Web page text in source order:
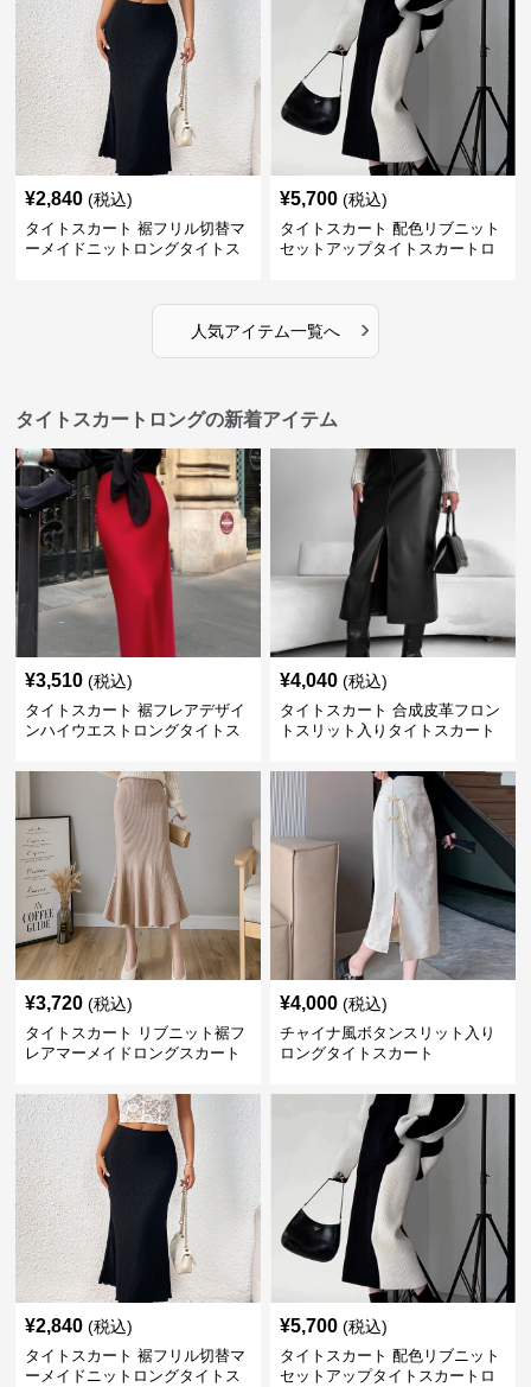
¥2,840 (税込)
タイトスカート 裾フリル切替マ
ーメイドニットロングタイトス
¥5,700 (税込)
タイトスカート 配色リブニット
セットアップタイトスカートロ
人気アイテム一覧へ ›
タイトスカートロングの新着アイテム
¥3,510 (税込)
タイトスカート 裾フレアデザイ
ンハイウエストロングタイトス
¥4,040 (税込)
タイトスカート 合成皮革フロン
トスリット入りタイトスカート
¥3,720 (税込)
タイトスカート リブニット裾フ
レアマーメイドロングスカート
¥4,000 (税込)
チャイナ風ボタンスリット入り
ロングタイトスカート
¥2,840 (税込)
タイトスカート 裾フリル切替マ
ーメイドニットロングタイトス
¥5,700 (税込)
タイトスカート 配色リブニット
セットアップタイトスカートロ